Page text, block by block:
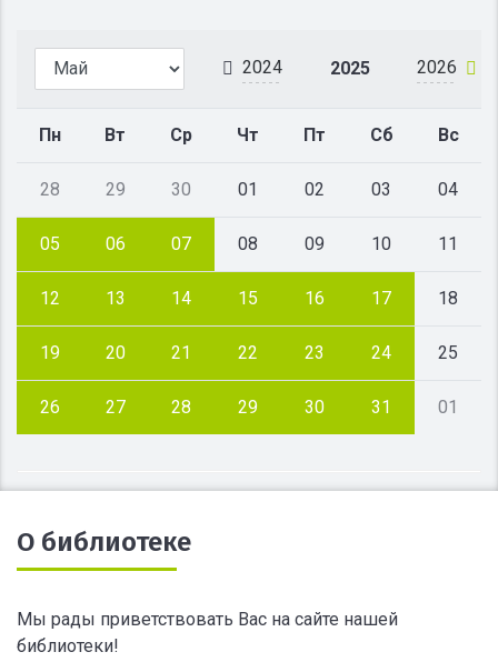
2024 2025 2026
Пн Вт Ср Чт Пт Сб Вс
28 29 30 01 02 03 04
05 06 07 08 09 10 11
12 13 14 15 16 17 18
19 20 21 22 23 24 25
26 27 28 29 30 31 01
О библиотеке
Мы рады приветствовать Вас на сайте нашей
библиотеки!